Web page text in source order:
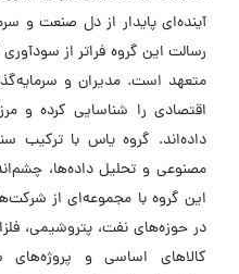
آینده‌ای پایدار از دل صنعت و
رسالت این گروه فراتر از
متعهد است. مدیران و
اقتصادی را شناسایی کرده و
داده‌اند. گروه یاس با ترکیب
مصنوعی و تحلیل داده‌ها،
این گروه با مجموعه‌ای از
در حوزه‌های نفت، پتروشیمی،
کالاهای اساسی و